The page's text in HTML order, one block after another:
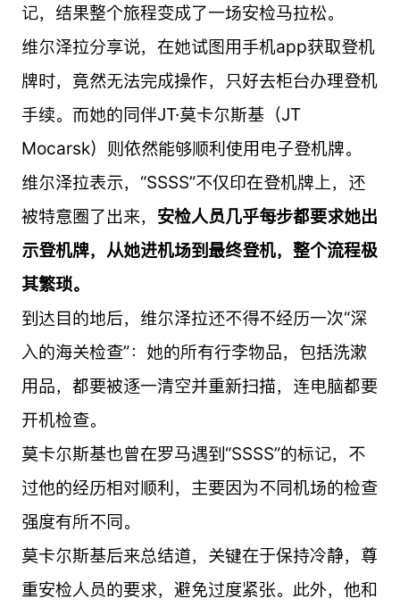
记，结果整个旅程变成了一场安检马拉松。
维尔泽拉分享说，在她试图用手机app获取登机
牌时，竟然无法完成操作，只好去柜台办理登机
手续。而她的同伴JT·莫卡尔斯基（JT
Mocarsk）则依然能够顺利使用电子登机牌。
维尔泽拉表示，“SSSS”不仅印在登机牌上，还
被特意圈了出来， 安检人员几乎每步都要求她出
示登机牌，从她进机场到最终登机，整个流程极
其繁琐。
到达目的地后，维尔泽拉还不得不经历一次“深
入的海关检查”：她的所有行李物品，包括洗漱
用品，都要被逐一清空并重新扫描，连电脑都要
开机检查。
莫卡尔斯基也曾在罗马遇到“SSSS”的标记，不
过他的经历相对顺利，主要因为不同机场的检查
强度有所不同。
莫卡尔斯基后来总结道，关键在于保持冷静，尊
重安检人员的要求，避免过度紧张。此外，他和